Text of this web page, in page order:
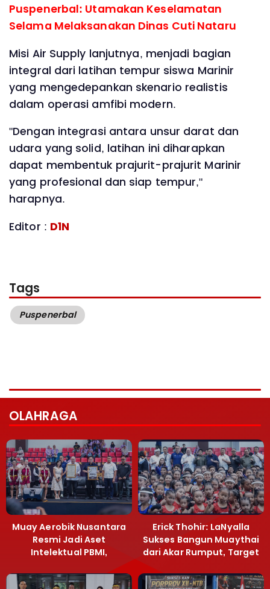
Puspenerbal: Utamakan Keselamatan
Selama Melaksanakan Dinas Cuti Nataru
Misi Air Supply lanjutnya, menjadi bagian
integral dari latihan tempur siswa Marinir
yang mengedepankan skenario realistis
dalam operasi amfibi modern.
"Dengan integrasi antara unsur darat dan
udara yang solid, latihan ini diharapkan
dapat membentuk prajurit-prajurit Marinir
yang profesional dan siap tempur,"
harapnya.
Editor : D1N
Tags
Puspenerbal
OLAHRAGA
Muay Aerobik Nusantara
Resmi Jadi Aset
Intelektual PBMI,
Terobosan Bangun
Erick Thohir: LaNyalla
Sukses Bangun Muaythai
dari Akar Rumput, Target